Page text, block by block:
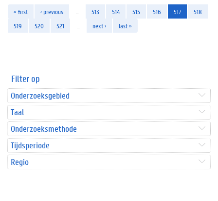
« first ‹ previous 513 514 515 516 517
518
519
520 521 next › last »
Filter op
Onderzoeksgebied
Taal
Onderzoeksmethode
Tijdsperiode
Regio